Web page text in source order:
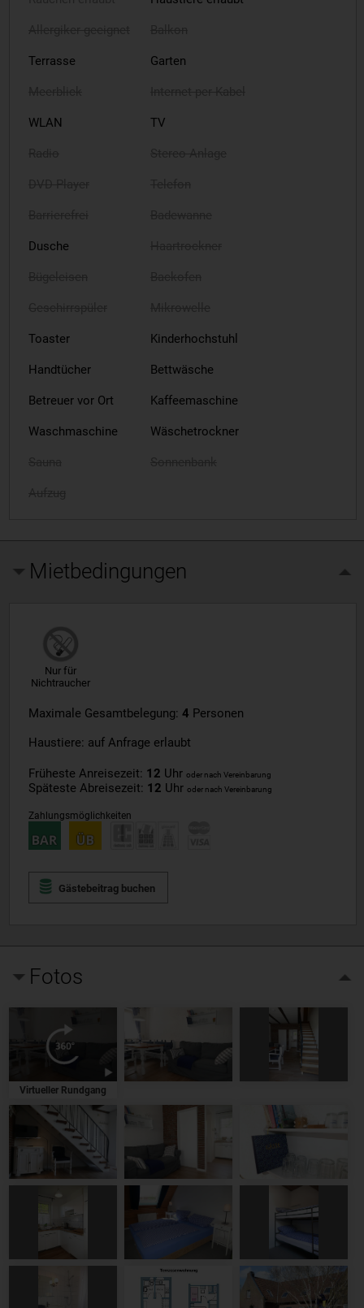
Terrasse Garten
WLAN TV
Dusche
Toaster Kinderhochstuhl
Handtücher Bettwäsche
Betreuer vor Ort Kaffeemaschine
Waschmaschine Wäschetrockner
Mietbedingungen
Nur für
Nichtraucher
Maximale Gesamtbelegung: 4 Personen
Haustiere: auf Anfrage erlaubt
Früheste Anreisezeit: 12 Uhr oder nach Vereinbarung
Späteste Abreisezeit: 12 Uhr oder nach Vereinbarung
Zahlungsmöglichkeiten
Gästebeitrag buchen
Fotos
Virtueller Rundgang